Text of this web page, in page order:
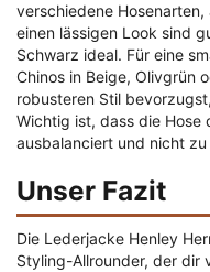
verschiedene
einen lässigen Look sind
Schwarz ideal. Für eine
Chinos in Beige, Olivgrün
robusteren Stil
Wichtig ist, dass die Hose
ausbalanciert und nicht
Unser Fazit
Die Lederjacke Henley
Styling-Allrounder, der dir